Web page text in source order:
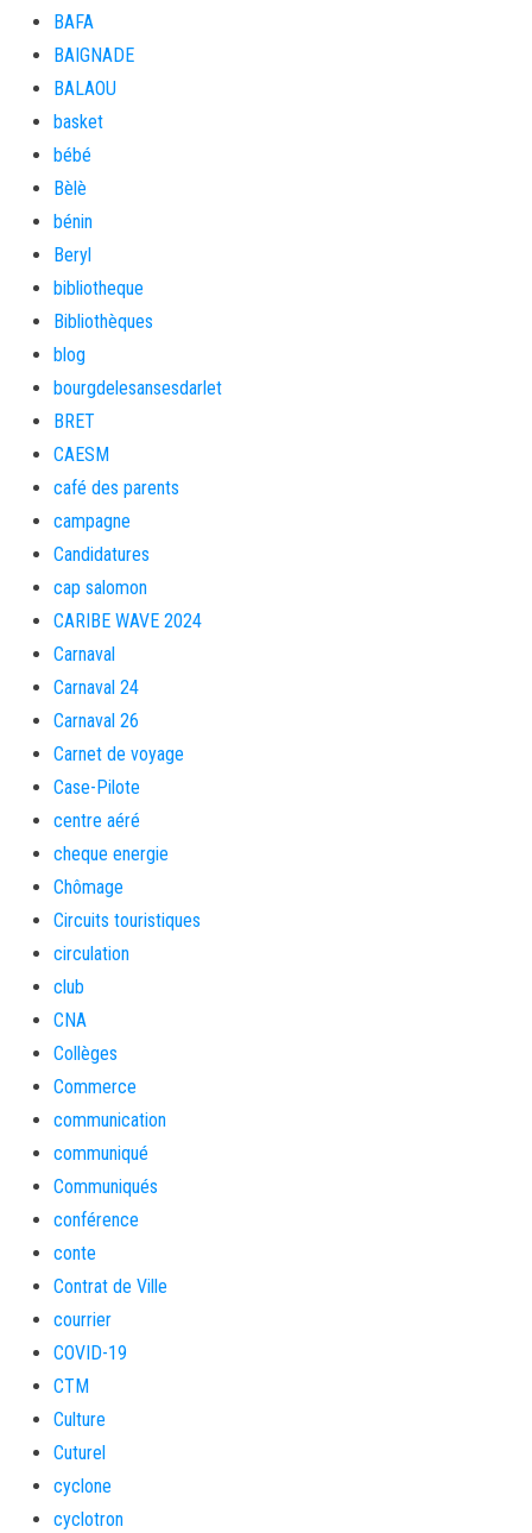
BAFA
BAIGNADE
BALAOU
basket
bébé
Bèlè
bénin
Beryl
bibliotheque
Bibliothèques
blog
bourgdelesansesdarlet
BRET
CAESM
café des parents
campagne
Candidatures
cap salomon
CARIBE WAVE 2024
Carnaval
Carnaval 24
Carnaval 26
Carnet de voyage
Case-Pilote
centre aéré
cheque energie
Chômage
Circuits touristiques
circulation
club
CNA
Collèges
Commerce
communication
communiqué
Communiqués
conférence
conte
Contrat de Ville
courrier
COVID-19
CTM
Culture
Cuturel
cyclone
cyclotron